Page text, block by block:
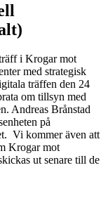
i Krogar mot
med strategisk
träffen den 24
om tillsyn med
Andreas Brånstad
på
Vi kommer även att
Krogar mot
ut senare till de